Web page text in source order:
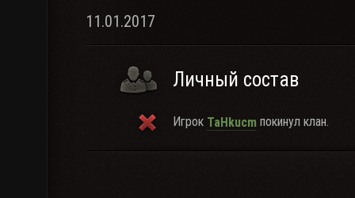
11.01.2017
Личный состав
Игрок TaHkucm покинул клан.